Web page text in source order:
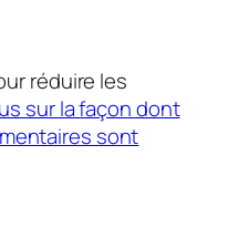
réduire les
sur la façon dont
sont